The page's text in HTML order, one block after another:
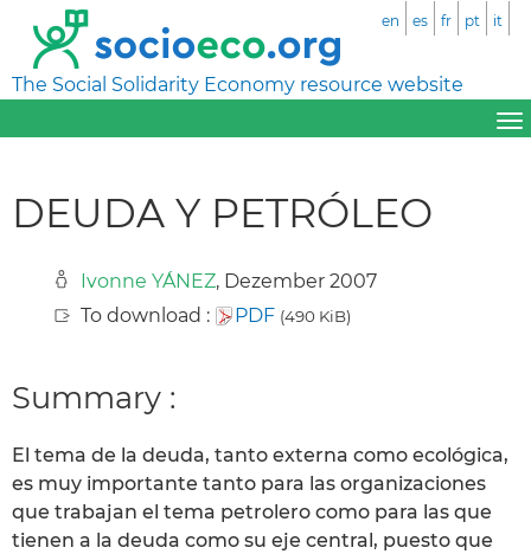
The Social Solidarity Economy resource website
en es fr pt it
DEUDA Y PETRÓLEO
Ivonne YÁNEZ, Dezember 2007
To download :
PDF (490 KiB)
Summary :
El tema de la deuda, tanto externa como ecológica,
es muy importante tanto para las organizaciones
que trabajan el tema petrolero como para las que
tienen a la deuda como su eje central, puesto que